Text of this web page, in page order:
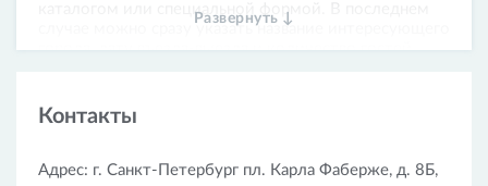
каталогом или специальной формой. В последнем
случае можно сразу указать название интересующего
города, дату въезда-выезда и количество гостей.
оплатить покупку можно как на сайте «Слетать.ру»,
так и в любом офисе компании.
Развернуть ↓
Контакты
Адрес: г. Санкт-Петербург пл. Карла Фаберже, д. 8Б,